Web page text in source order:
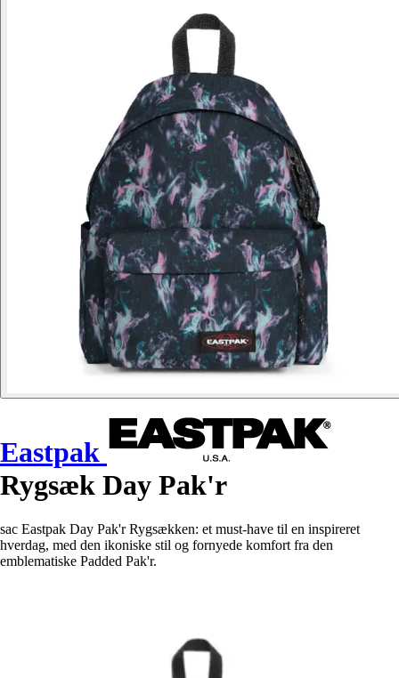
Eastpak
Rygsæk Day Pak'r
sac Eastpak Day Pak'r Rygsækken: et must-have til en inspireret
hverdag, med den ikoniske stil og fornyede komfort fra den
emblematiske Padded Pak'r.